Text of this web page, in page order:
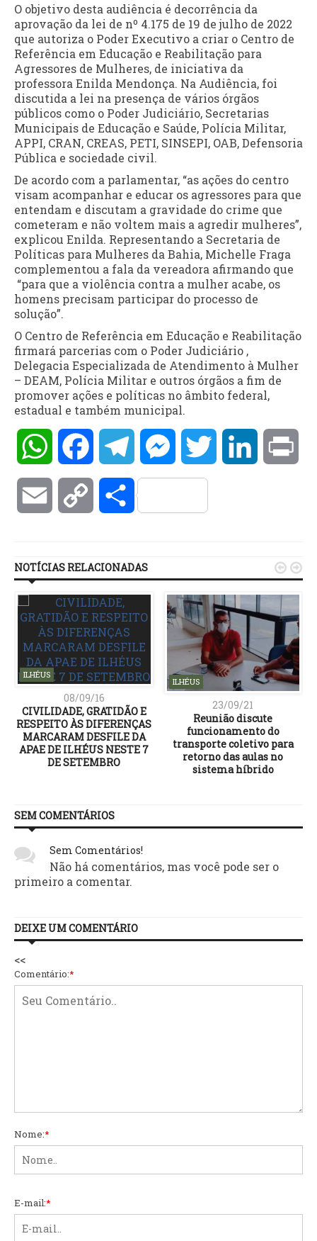
O objetivo desta audiência é decorrência da
aprovação da lei de nº 4.175 de 19 de julho de 2022
que autoriza o Poder Executivo a criar o Centro de
Referência em Educação e Reabilitação para
Agressores de Mulheres, de iniciativa da
professora Enilda Mendonça. Na Audiência, foi
discutida a lei na presença de vários órgãos
públicos como o Poder Judiciário, Secretarias
Municipais de Educação e Saúde, Polícia Militar,
APPI, CRAN, CREAS, PETI, SINSEPI, OAB, Defensoria
Pública e sociedade civil.
De acordo com a parlamentar, “as ações do centro
visam acompanhar e educar os agressores para que
entendam e discutam a gravidade do crime que
cometeram e não voltem mais a agredir mulheres”,
explicou Enilda. Representando a Secretaria de
Políticas para Mulheres da Bahia, Michelle Fraga
complementou a fala da vereadora afirmando que
“para que a violência contra a mulher acabe, os
homens precisam participar do processo de
solução”.
O Centro de Referência em Educação e Reabilitação
firmará parcerias com o Poder Judiciário ,
Delegacia Especializada de Atendimento à Mulher
– DEAM, Polícia Militar e outros órgãos a fim de
promover ações e políticas no âmbito federal,
estadual e também municipal.
WhatsAppFacebookTelegramMessengerTwitter LinkedIn
Email Copy Compartilhar
NOTÍCIAS RELACIONADAS
ILHÉUS
08/09/16
CIVILIDADE, GRATIDÃO E
RESPEITO ÀS DIFERENÇAS
MARCARAM DESFILE DA
APAE DE ILHÉUS NESTE 7
DE SETEMBRO
ILHÉUS
23/09/21
Reunião discute
funcionamento do
transporte coletivo para
retorno das aulas no
sistema híbrido
 
SEM COMENTÁRIOS
Sem Comentários!
Não há comentários, mas você pode ser o
primeiro a comentar.
DEIXE UM COMENTÁRIO
<<
Comentário:*
Nome:*
E-mail:*